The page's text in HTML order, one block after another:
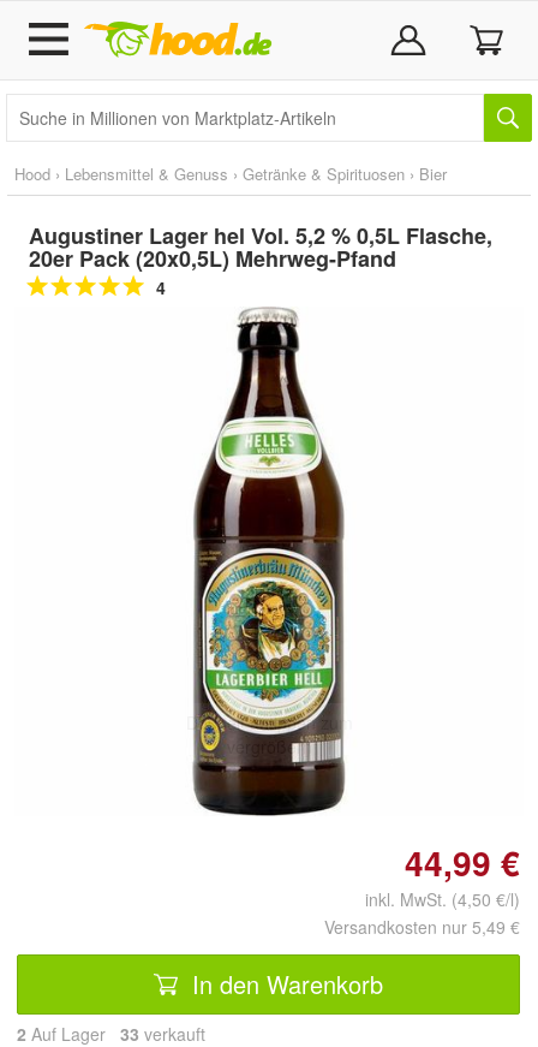
Hood › Lebensmittel & Genuss › Getränke & Spirituosen › Bier
Augustiner Lager hel Vol. 5,2 % 0,5L Flasche,
20er Pack (20x0,5L) Mehrweg-Pfand
4
Doppelt antippen zum
vergrößern
44,99 €
inkl. MwSt. (4,50 €/l)
Versandkosten nur 5,49 €
In den Warenkorb
2 Auf Lager 33 verkauft